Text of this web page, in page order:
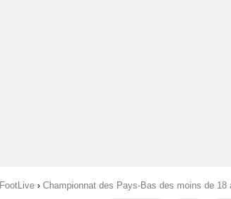
FootLive › Championnat des Pays-Bas des moins de 18